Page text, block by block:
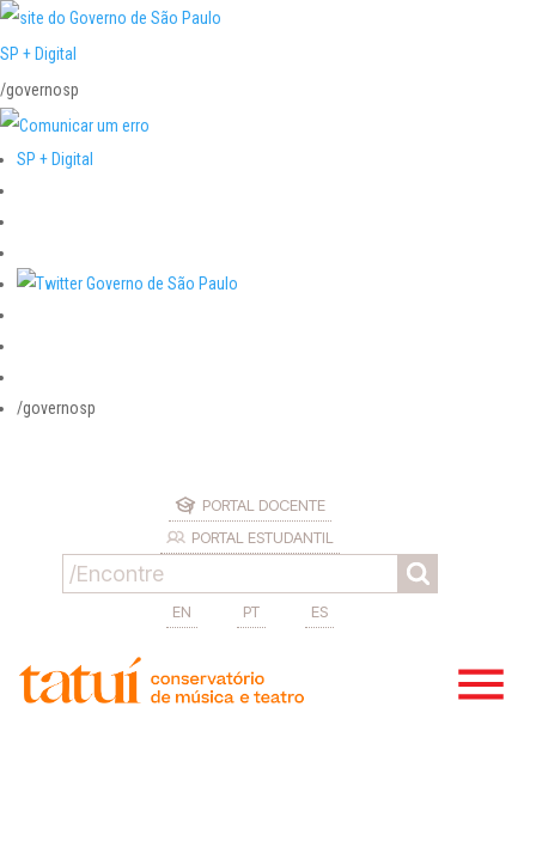
SP + Digital
/governosp
SP + Digital
/governosp
PORTAL DOCENTE
PORTAL ESTUDANTIL
EN PT ES